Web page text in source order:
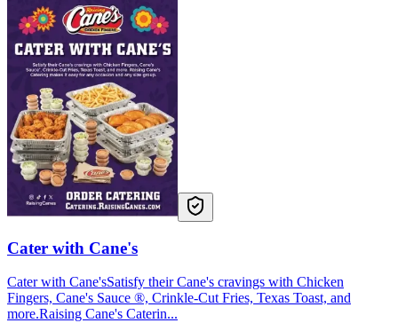
Cater with Cane's
Cater with Cane'sSatisfy their Cane's cravings with Chicken
Fingers, Cane's Sauce ®️, Crinkle-Cut Fries, Texas Toast, and
more.Raising Cane's Caterin...